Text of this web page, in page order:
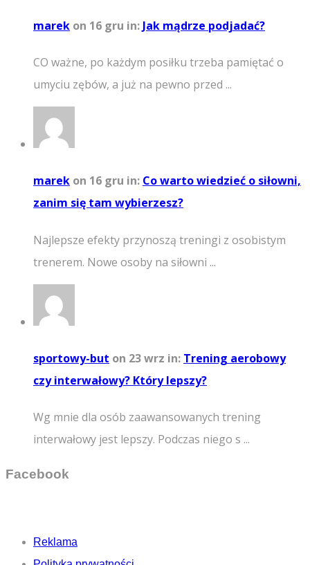
marek on 16 gru in: Jak mądrze podjadać?
CO ważne, po każdym posiłku trzeba pamiętać o
umyciu zębów, a już na pewno przed ...
marek on 16 gru in: Co warto wiedzieć o siłowni,
zanim się tam wybierzesz?
Najlepsze efekty przynoszą treningi z osobistym
trenerem. Nowe osoby na siłowni ...
sportowy-but on 23 wrz in: Trening aerobowy
czy interwałowy? Który lepszy?
Wg mnie dla osób zaawansowanych trening
interwałowy jest lepszy. Podczas niego s ...
Facebook
Reklama